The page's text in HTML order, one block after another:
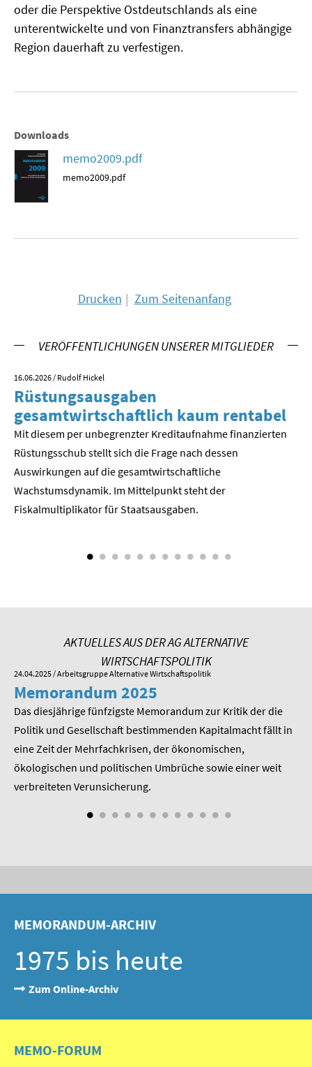
SOMMERSCHULE 2014
SOMMERSCHULE 2013
SOMMERSCHULE 2012
SOMMERSCHULE 2010
SOMMERSCHULE 2009
Termine
Newsletter
Suche
Veröffentlichungen unserer Mitglieder
oder die Perspektive Ostdeutschlands als eine
unterentwickelte und von Finanztransfers abhängige
Region dauerhaft zu verfestigen.
Downloads
memo2009.pdf
memo2009.pdf
Drucken Zum Seitenanfang
VERÖFFENTLICHUNGEN UNSERER MITGLIEDER
16.06.2026 / Rudolf Hickel
Rüstungsausgaben
gesamtwirtschaftlich kaum rentabel
Mit diesem per unbegrenzter Kreditaufnahme finanzierten
Rüstungsschub stellt sich die Frage nach dessen
Auswirkungen auf die gesamtwirtschaftli­che
Wachstumsdynamik. Im Mittelpunkt steht der
Fiskalmultiplikator für Staatsausgaben.
AKTUELLES AUS DER AG ALTERNATIVE
WIRTSCHAFTSPOLITIK
24.04.2025 / Arbeitsgruppe Alternative Wirtschaftspolitik
Memorandum 2025
Das diesjährige fünfzigste Memorandum zur Kritik der die
Politik und Gesellschaft bestimmenden Kapitalmacht fällt in
eine Zeit der Mehrfachkrisen, der ökonomischen,
ökologischen und politischen Umbrüche sowie einer weit
verbreiteten Verunsicherung.
MEMORANDUM-ARCHIV
1975 bis heute
Zum Online-Archiv
MEMO-FORUM